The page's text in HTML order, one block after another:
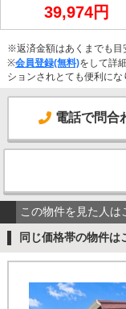
39,974円
※返済金額はあくまでも目
※会員登録(無料)をして詳
ションされとても便利にな
電話で問合
この物件を見た人は
同じ価格帯の物件は